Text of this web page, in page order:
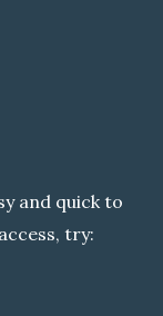
and quick to
try: